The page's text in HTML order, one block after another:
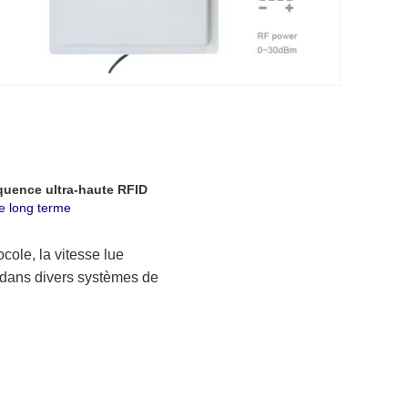
ultra-haute RFID
long terme
la vitesse lue
divers systèmes de